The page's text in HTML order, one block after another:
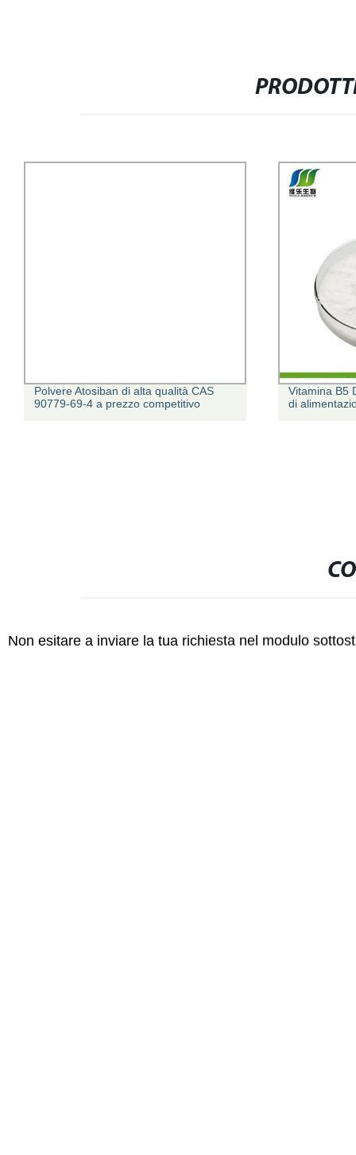
Vitamina B5 D-calcio pantotenato grado
di alimentazione
Fornitura in
DMT CAS
Non esitare a inviare la tua richiesta nel modulo